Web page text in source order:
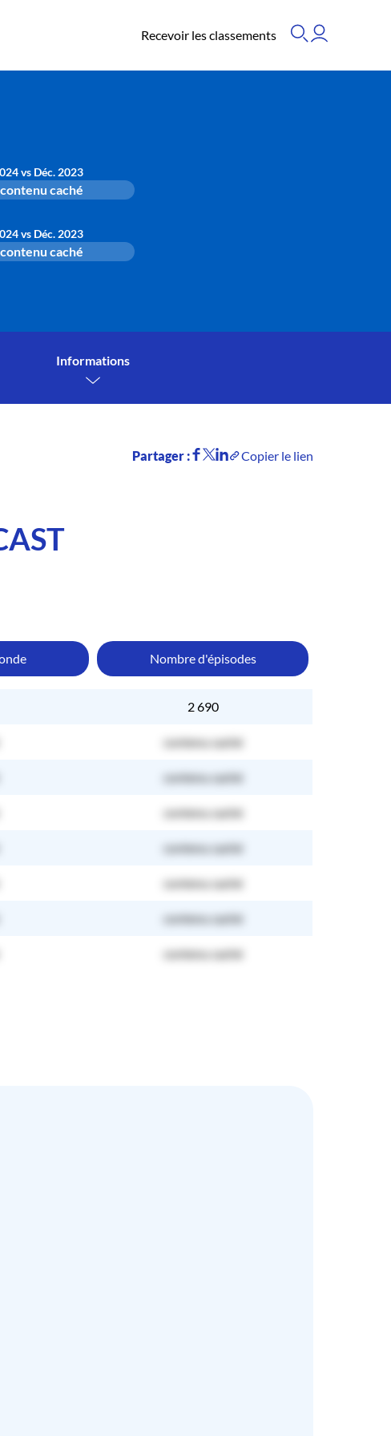
Recevoir les classements
vs Déc. 2023
contenu caché
vs Déc. 2023
contenu caché
Informations
Partager : Copier le lien
Nombre d'épisodes
2 690
contenu caché
contenu caché
contenu caché
contenu caché
contenu caché
contenu caché
contenu caché